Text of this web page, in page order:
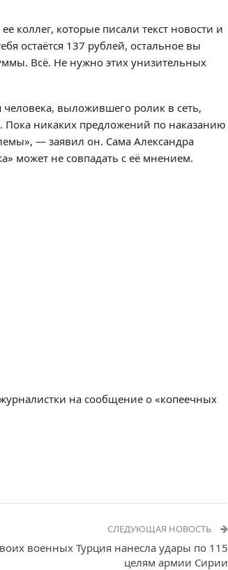
коллег, которые писали текст новости и
остаётся 137 рублей, остальное вы
Всё. Не нужно этих унизительных
выложившего ролик в сеть,
Пока никаких предложений по наказанию
— заявил он. Сама Александра
может не совпадать с её мнением.
на сообщение о «копеечных
СЛЕДУЮЩАЯ НОВОСТЬ
военных Турция нанесла удары по 115
целям армии Сирии